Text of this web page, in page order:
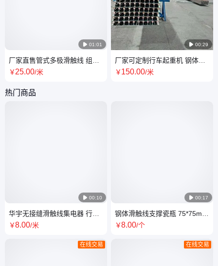
 01:01
厂家直售管式多极滑触线 组合
式单极铝滑线 耐高温铜钢复合
￥25.00/米
 00:29
厂家可定制行车起重机 钢体滑
触线伸缩节 温度补偿器 铜质刚
￥150.00/米
热门商品
 00:10
华宇无接缝滑触线集电器 行车3
极受电器三级四级六极60A单极
￥8.00/米
在线交易
 00:17
钢体滑触线支撑瓷瓶 75*75mm
行车电车绝缘子圆柱刚体滑线
￥8.00/个
在线交易